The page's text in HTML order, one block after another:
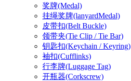
奖牌(Medal)
挂绳奖牌(lanyardMedal)
皮带扣(Belt Buckle)
领带夹(Tie Clip / Tie Bar)
钥匙扣(Keychain / Keyring)
袖扣(Cufflinks)
行李牌(Luggage Tag)
开瓶器(Corkscrew)